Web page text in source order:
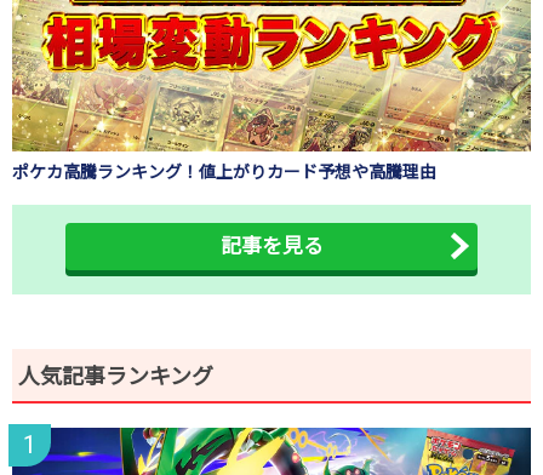
ポケカ高騰ランキング！値上がりカード予想や高騰理由
記事を見る
人気記事ランキング